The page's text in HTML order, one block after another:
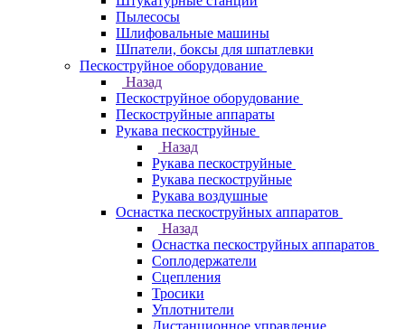
Пылесосы
Шлифовальные машины
Шпатели, боксы для шпатлевки
Пескоструйное оборудование
Назад
Пескоструйное оборудование
Пескоструйные аппараты
Рукава пескоструйные
Назад
Рукава пескоструйные
Рукава пескоструйные
Рукава воздушные
Оснастка пескоструйных аппаратов
Назад
Оснастка пескоструйных аппаратов
Соплодержатели
Сцепления
Тросики
Уплотнители
Дистанционное управление